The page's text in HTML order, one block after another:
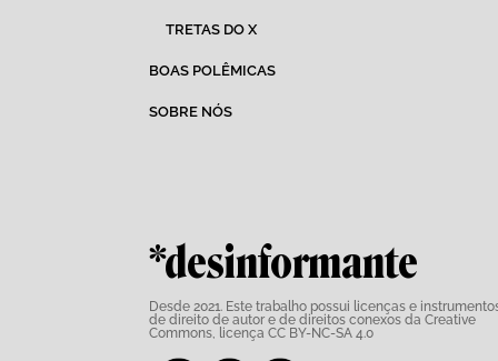
TRETAS DO X
BOAS POLÊMICAS
SOBRE NÓS
*desinformante
Desde 2021. Este trabalho possui licenças e
de direito de autor e de direitos conexos da Creative
Commons,
licença CC BY-NC-SA 4.0